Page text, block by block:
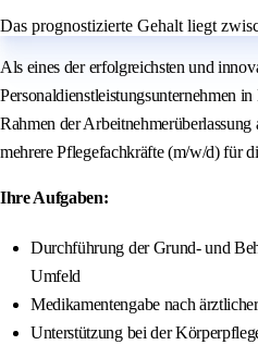
Das prognostizierte Gehalt liegt
Als eines der erfolgreichsten und
Personaldienstleistungsunternehmen
Rahmen der
mehrere Pflegefachkräfte (m/w/d) für
Ihre Aufgaben:
Durchführung der Grund- und
Umfeld
Medikamentengabe nach
Unterstützung bei der